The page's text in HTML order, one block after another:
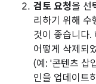
검토 요청을 선
리하기 위해 수
것이 좋습니다.
어떻게 삭제되
(예: '콘텐츠 삽
인을 업데이트